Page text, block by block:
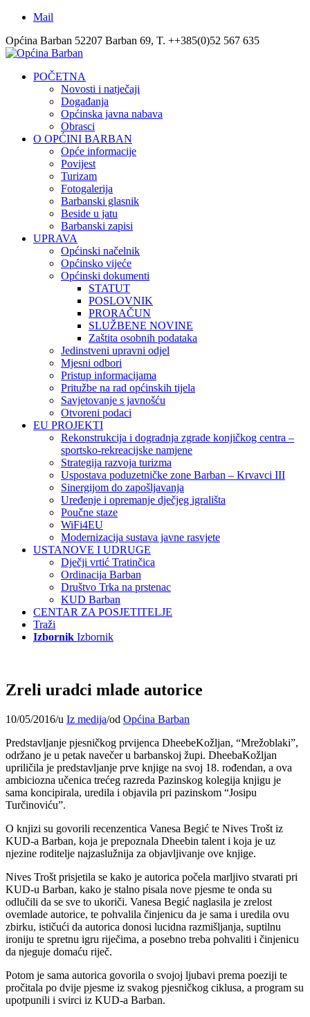
Mail
Općina Barban 52207 Barban 69, T. ++385(0)52 567 635
POČETNA
Novosti i natječaji
Događanja
Općinska javna nabava
Obrasci
O OPĆINI BARBAN
Opće informacije
Povijest
Turizam
Fotogalerija
Barbanski glasnik
Beside u jatu
Barbanski zapisi
UPRAVA
Općinski načelnik
Općinsko vijeće
Općinski dokumenti
STATUT
POSLOVNIK
PRORAČUN
SLUŽBENE NOVINE
Zaštita osobnih podataka
Jedinstveni upravni odjel
Mjesni odbori
Pristup informacijama
Pritužbe na rad općinskih tijela
Savjetovanje s javnošću
Otvoreni podaci
EU PROJEKTI
Rekonstrukcija i dogradnja zgrade konjičkog centra –
sportsko-rekreacijske namjene
Strategija razvoja turizma
Uspostava poduzetničke zone Barban – Krvavci III
Sinergijom do zapošljavanja
Uređenje i opremanje dječjeg igrališta
Poučne staze
WiFi4EU
Modernizacija sustava javne rasvjete
USTANOVE I UDRUGE
Dječji vrtić Tratinčica
Ordinacija Barban
Društvo Trka na prstenac
KUD Barban
CENTAR ZA POSJETITELJE
Traži
Izbornik Izbornik
Zreli uradci mlade autorice
10/05/2016/u Iz medija/od Općina Barban
Predstavljanje pjesničkog prvijenca DheebeKožljan, “Mrežoblaki”,
održano je u petak navečer u barbanskoj župi. DheebaKožljan
upriličila je predstavljanje prve knjige na svoj 18. rođendan, a ova
ambiciozna učenica trećeg razreda Pazinskog kolegija knjigu je
sama koncipirala, uredila i objavila pri pazinskom “Josipu
Turčinoviću”.
O knjizi su govorili recenzentica Vanesa Begić te Nives Trošt iz
KUD-a Barban, koja je prepoznala Dheebin talent i koja je uz
njezine roditelje najzaslužnija za objavljivanje ove knjige.
Nives Trošt prisjetila se kako je autorica počela marljivo stvarati pri
KUD-u Barban, kako je stalno pisala nove pjesme te onda su
odlučili da se sve to ukoriči. Vanesa Begić naglasila je zrelost
ovemlade autorice, te pohvalila činjenicu da je sama i uredila ovu
zbirku, ističući da autorica donosi lucidna razmišljanja, suptilnu
ironiju te spretnu igru riječima, a posebno treba pohvaliti i činjenicu
da njeguje domaću riječ.
Potom je sama autorica govorila o svojoj ljubavi prema poeziji te
pročitala po dvije pjesme iz svakog pjesničkog ciklusa, a program su
upotpunili i svirci iz KUD-a Barban.